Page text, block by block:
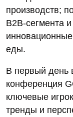
производств;
B2B-сегмента
еды.
В первый день
конференция
ключевые
тренды и